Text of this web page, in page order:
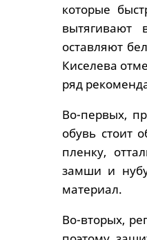
которые
вытягивают
оставляют
Киселева
ряд
Во-первых,
обувь стоит
пленку,
замши и
материал.
Во-вторых,